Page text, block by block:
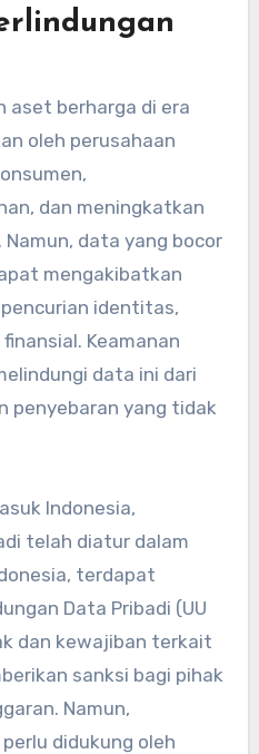
aset berharga di era
oleh perusahaan
dan meningkatkan
data yang bocor
mengakibatkan
identitas,
Keamanan
data ini dari
penyebaran yang tidak
Indonesia,
telah diatur dalam
terdapat
Data Pribadi (UU
dan kewajiban terkait
sanksi bagi pihak
Namun,
didukung oleh